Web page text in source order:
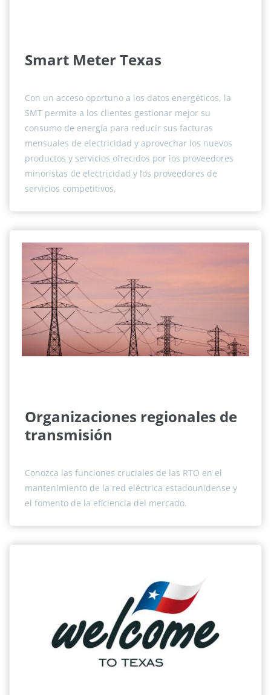
Smart Meter Texas
Con un acceso oportuno a los datos energéticos, la
SMT permite a los clientes gestionar mejor su
consumo de energía para reducir sus facturas
mensuales de electricidad y aprovechar los nuevos
productos y servicios ofrecidos por los proveedores
minoristas de electricidad y los proveedores de
servicios competitivos.
Organizaciones regionales de
transmisión
Conozca las funciones cruciales de las RTO en el
mantenimiento de la red eléctrica estadounidense y
el fomento de la eficiencia del mercado.